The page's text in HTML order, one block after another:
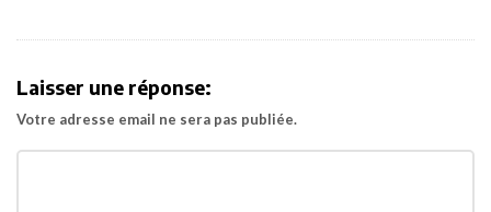
Laisser une réponse:
Votre adresse email ne sera pas publiée.